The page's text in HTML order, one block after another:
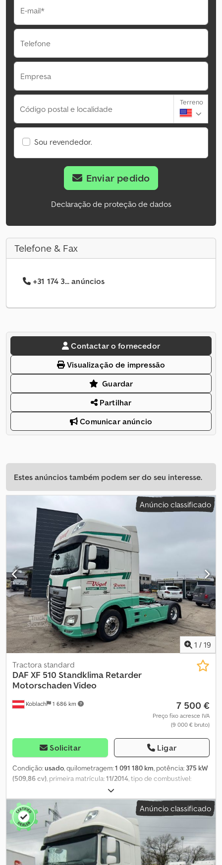
E-mail*
Telefone
Empresa
Código postal e localidade
Terreno
Sou revendedor.
Enviar pedido
Declaração de proteção de dados
Telefone & Fax
+31 174 3... anúncios
Contactar o fornecedor
Visualização de impressão
Guardar
Partilhar
Comunicar anúncio
Estes anúncios também podem ser do seu interesse.
Anúncio classificado
1 / 19
Koblach 1 686 km
Tractora standard
DAF XF 510 Standklima Retarder
Motorschaden Video
7 500 €
Preço fixo acresce IVA
(9 000 € bruto)
Solicitar Ligar
Condição:usado, quilometragem:1 091 180 km, potência: 375 kW
(509,86 cv) , primeira matrícula:11/2014 , tipo de combustível:
, configuração de eixo:
travões:retardador, cor:branco, tipo de engrenagem:
automático , classe de emissão:Euro 6 , Ano de fabrico:2014,
Equipamento:ABS, aquecedor estacionário, ar condicionado,
programa eletrónico de estabilidade (ESP)
Retardador * Ar condicionado para utilização em parado *
Inspeção técnica recente (TÜV) efetuada na DAF Cjdox Nz Izepfx
Amkerf * Ano de fabrico: 2014 * Quilómetros: 1.091.188 * VÍDEO:
Anúncio classificado